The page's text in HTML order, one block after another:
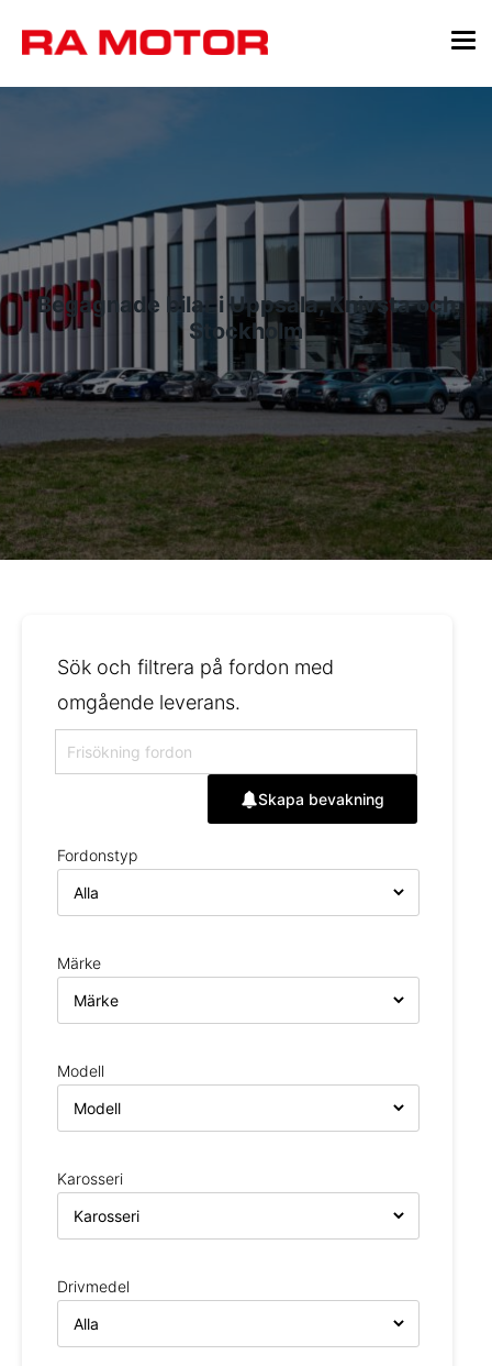
Begagnade bilar i Uppsala, Knivsta och
Stockholm
Sök och filtrera på fordon med
omgående leverans.
Skapa bevakning
Fordonstyp
Märke
Modell
Karosseri
Drivmedel